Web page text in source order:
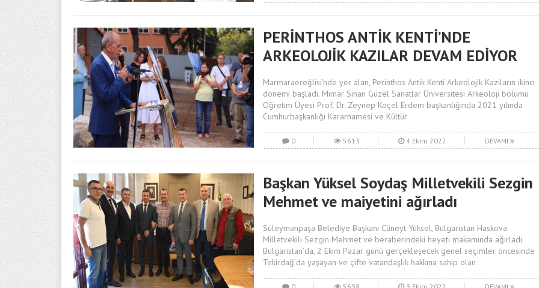
PERİNTHOS ANTİK KENTİ’NDE
ARKEOLOJİK KAZILAR DEVAM EDİYOR
Marmaraereğlisi’nde yer alan, Perinthos Antik Kenti Arkeolojik Kazıların ikinci
dönemi başladı. Mimar Sinan Güzel Sanatlar Üniversitesi Arkeoloji bölümü
Öğretim Üyesi Prof. Dr. Zeynep Koçel Erdem başkanlığında 2021 yılında
Cumhurbaşkanlığı Kararnamesi ve Kültür
0 5613 4 Ekim 2022 DEVAMI
Başkan Yüksel Soydaş Milletvekili Sezgin
Mehmet ve maiyetini ağırladı
Süleymanpaşa Belediye Başkanı Cüneyt Yüksel, Bulgaristan Haskova
Milletvekili Sezgin Mehmet ve beraberindeki heyeti makamında ağırladı.
Bulgaristan’da, 2 Ekim Pazar günü gerçekleşecek genel seçimler öncesinde
Tekirdağ’da yaşayan ve çifte vatandaşlık hakkına sahip olan